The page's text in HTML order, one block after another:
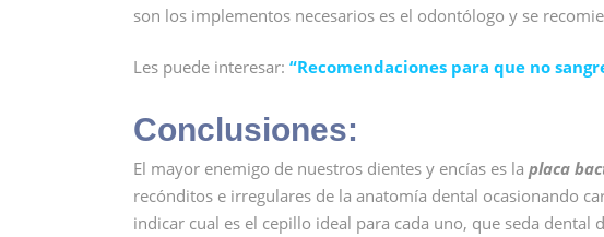
son los implementos necesarios es el odontólogo y se
Les puede interesar: “Recomendaciones para que no
Conclusiones:
El mayor enemigo de nuestros dientes y encías es la placa
recónditos e irregulares de la anatomía dental ocasionando
indicar cual es el cepillo ideal para cada uno, que seda dental